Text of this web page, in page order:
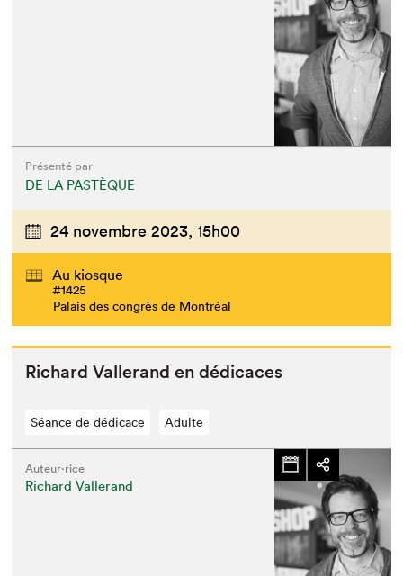
Présenté par
DE LA PASTÈQUE
24 novembre 2023, 15h00
Au kiosque
#1425
Palais des congrès de Montréal
Richard Vallerand en dédicaces
Séance de dédicace Adulte
Auteur·rice
Richard Vallerand